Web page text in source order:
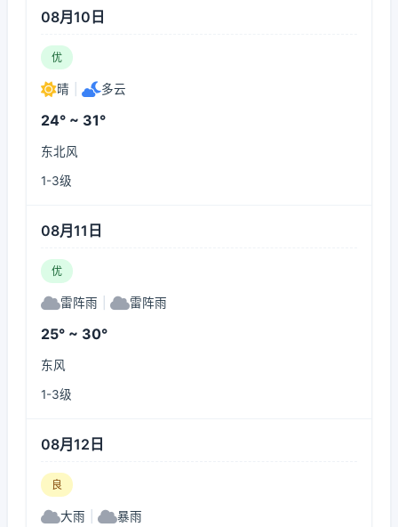
08月10日
优
晴 多云
24° ~ 31°
东北风
1-3级
08月11日
优
雷阵雨 雷阵雨
25° ~ 30°
东风
1-3级
08月12日
良
大雨 暴雨